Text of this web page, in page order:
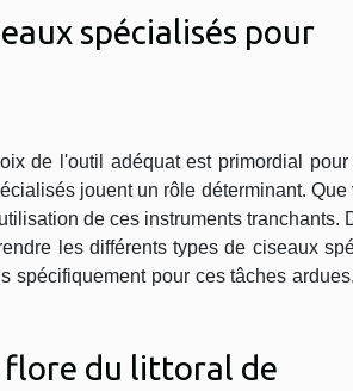
spécialisés pour
de l'outil adéquat est primordial pour
jouent un rôle déterminant. Que
de ces instruments tranchants.
les différents types de ciseaux
spécifiquement pour ces tâches
flore du littoral de